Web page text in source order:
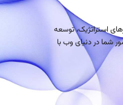
استراتژیک، توسعه
شما در دنیای وب با